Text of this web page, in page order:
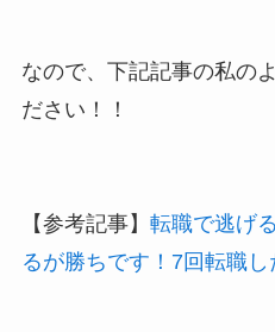
なので、下記記事の私の
ださい！！
【参考記事】 転職で逃げ
るが勝ちです！7回転職し